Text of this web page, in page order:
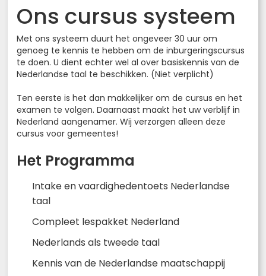
Ons cursus systeem
Met ons systeem duurt het ongeveer 30 uur om
genoeg te kennis te hebben om de inburgeringscursus
te doen. U dient echter wel al over basiskennis van de
Nederlandse taal te beschikken. (Niet verplicht)
Ten eerste is het dan makkelijker om de cursus en het
examen te volgen. Daarnaast maakt het uw verblijf in
Nederland aangenamer. Wij verzorgen alleen deze
cursus voor gemeentes!
Het Programma
Intake en vaardighedentoets Nederlandse
taal
Compleet lespakket Nederland
Nederlands als tweede taal
Kennis van de Nederlandse maatschappij